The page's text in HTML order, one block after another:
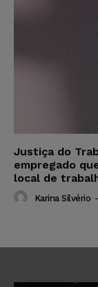
Justiça do
empregado
local de
Karina Silvério -